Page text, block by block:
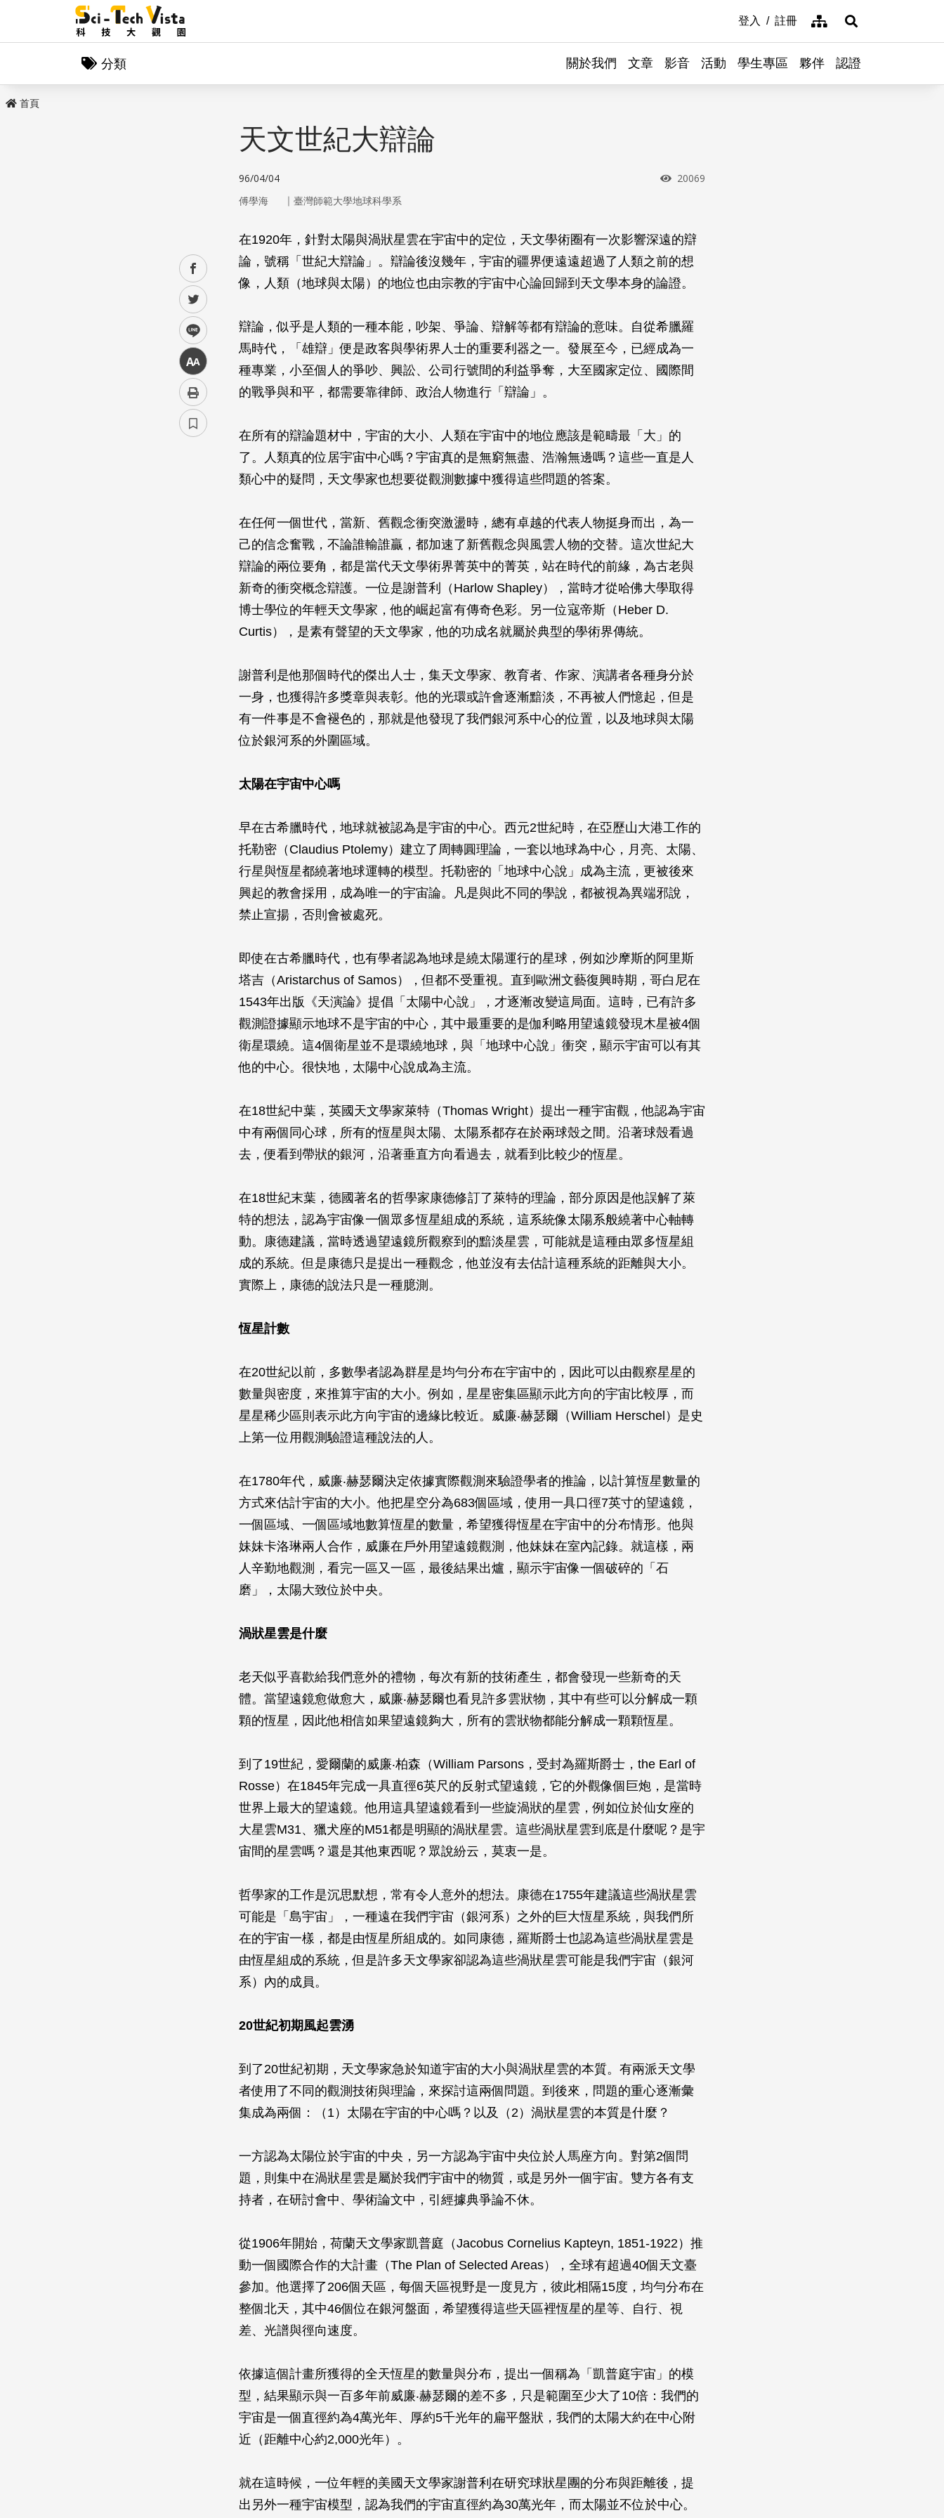
登入 註冊 網站導覽展開搜尋
分類 關於我們 文章 影音 活動 學生專區 夥伴 認證
首頁
facebook
twitter
line
中
天文世紀大辯論
96/04/04 瀏覽次數
20069
傅學海 ｜ 臺灣師範大學地球科學系
在1920年，針對太陽與渦狀星雲在宇宙中的定位，天文學術圈有一次影響深遠的辯
論，號稱「世紀大辯論」。辯論後沒幾年，宇宙的疆界便遠遠超過了人類之前的想
像，人類（地球與太陽）的地位也由宗教的宇宙中心論回歸到天文學本身的論證。
辯論，似乎是人類的一種本能，吵架、爭論、辯解等都有辯論的意味。自從希臘羅
馬時代，「雄辯」便是政客與學術界人士的重要利器之一。發展至今，已經成為一
種專業，小至個人的爭吵、興訟、公司行號間的利益爭奪，大至國家定位、國際間
的戰爭與和平，都需要靠律師、政治人物進行「辯論」。
在所有的辯論題材中，宇宙的大小、人類在宇宙中的地位應該是範疇最「大」的
了。人類真的位居宇宙中心嗎？宇宙真的是無窮無盡、浩瀚無邊嗎？這些一直是人
類心中的疑問，天文學家也想要從觀測數據中獲得這些問題的答案。
在任何一個世代，當新、舊觀念衝突激盪時，總有卓越的代表人物挺身而出，為一
己的信念奮戰，不論誰輸誰贏，都加速了新舊觀念與風雲人物的交替。這次世紀大
辯論的兩位要角，都是當代天文學術界菁英中的菁英，站在時代的前緣，為古老與
新奇的衝突概念辯護。一位是謝普利（Harlow Shapley），當時才從哈佛大學取得
博士學位的年輕天文學家，他的崛起富有傳奇色彩。另一位寇帝斯（Heber D.
Curtis），是素有聲望的天文學家，他的功成名就屬於典型的學術界傳統。
謝普利是他那個時代的傑出人士，集天文學家、教育者、作家、演講者各種身分於
一身，也獲得許多獎章與表彰。他的光環或許會逐漸黯淡，不再被人們憶起，但是
有一件事是不會褪色的，那就是他發現了我們銀河系中心的位置，以及地球與太陽
位於銀河系的外圍區域。
太陽在宇宙中心嗎
早在古希臘時代，地球就被認為是宇宙的中心。西元2世紀時，在亞歷山大港工作的
托勒密（Claudius Ptolemy）建立了周轉圓理論，一套以地球為中心，月亮、太陽、
行星與恆星都繞著地球運轉的模型。托勒密的「地球中心說」成為主流，更被後來
興起的教會採用，成為唯一的宇宙論。凡是與此不同的學說，都被視為異端邪說，
禁止宣揚，否則會被處死。
即使在古希臘時代，也有學者認為地球是繞太陽運行的星球，例如沙摩斯的阿里斯
塔吉（Aristarchus of Samos），但都不受重視。直到歐洲文藝復興時期，哥白尼在
1543年出版《天演論》提倡「太陽中心說」，才逐漸改變這局面。這時，已有許多
觀測證據顯示地球不是宇宙的中心，其中最重要的是伽利略用望遠鏡發現木星被4個
衛星環繞。這4個衛星並不是環繞地球，與「地球中心說」衝突，顯示宇宙可以有其
他的中心。很快地，太陽中心說成為主流。
在18世紀中葉，英國天文學家萊特（Thomas Wright）提出一種宇宙觀，他認為宇宙
中有兩個同心球，所有的恆星與太陽、太陽系都存在於兩球殼之間。沿著球殼看過
去，便看到帶狀的銀河，沿著垂直方向看過去，就看到比較少的恆星。
在18世紀末葉，德國著名的哲學家康德修訂了萊特的理論，部分原因是他誤解了萊
特的想法，認為宇宙像一個眾多恆星組成的系統，這系統像太陽系般繞著中心軸轉
動。康德建議，當時透過望遠鏡所觀察到的黯淡星雲，可能就是這種由眾多恆星組
成的系統。但是康德只是提出一種觀念，他並沒有去估計這種系統的距離與大小。
實際上，康德的說法只是一種臆測。
恆星計數
在20世紀以前，多數學者認為群星是均勻分布在宇宙中的，因此可以由觀察星星的
數量與密度，來推算宇宙的大小。例如，星星密集區顯示此方向的宇宙比較厚，而
星星稀少區則表示此方向宇宙的邊緣比較近。威廉‧赫瑟爾（William Herschel）是史
上第一位用觀測驗證這種說法的人。
在1780年代，威廉‧赫瑟爾決定依據實際觀測來驗證學者的推論，以計算恆星數量的
方式來估計宇宙的大小。他把星空分為683個區域，使用一具口徑7英寸的望遠鏡，
一個區域、一個區域地數算恆星的數量，希望獲得恆星在宇宙中的分布情形。他與
妹妹卡洛琳兩人合作，威廉在戶外用望遠鏡觀測，他妹妹在室內記錄。就這樣，兩
人辛勤地觀測，看完一區又一區，最後結果出爐，顯示宇宙像一個破碎的「石
磨」，太陽大致位於中央。
渦狀星雲是什麼
老天似乎喜歡給我們意外的禮物，每次有新的技術產生，都會發現一些新奇的天
體。當望遠鏡愈做愈大，威廉‧赫瑟爾也看見許多雲狀物，其中有些可以分解成一顆
顆的恆星，因此他相信如果望遠鏡夠大，所有的雲狀物都能分解成一顆顆恆星。
到了19世紀，愛爾蘭的威廉‧柏森（William Parsons，受封為羅斯爵士，the Earl of
Rosse）在1845年完成一具直徑6英尺的反射式望遠鏡，它的外觀像個巨炮，是當時
世界上最大的望遠鏡。他用這具望遠鏡看到一些旋渦狀的星雲，例如位於仙女座的
大星雲M31、獵犬座的M51都是明顯的渦狀星雲。這些渦狀星雲到底是什麼呢？是宇
宙間的星雲嗎？還是其他東西呢？眾說紛云，莫衷一是。
哲學家的工作是沉思默想，常有令人意外的想法。康德在1755年建議這些渦狀星雲
可能是「島宇宙」，一種遠在我們宇宙（銀河系）之外的巨大恆星系統，與我們所
在的宇宙一樣，都是由恆星所組成的。如同康德，羅斯爵士也認為這些渦狀星雲是
由恆星組成的系統，但是許多天文學家卻認為這些渦狀星雲可能是我們宇宙（銀河
系）內的成員。
20世紀初期風起雲湧
到了20世紀初期，天文學家急於知道宇宙的大小與渦狀星雲的本質。有兩派天文學
者使用了不同的觀測技術與理論，來探討這兩個問題。到後來，問題的重心逐漸彙
集成為兩個：（1）太陽在宇宙的中心嗎？以及（2）渦狀星雲的本質是什麼？
一方認為太陽位於宇宙的中央，另一方認為宇宙中央位於人馬座方向。對第2個問
題，則集中在渦狀星雲是屬於我們宇宙中的物質，或是另外一個宇宙。雙方各有支
持者，在研討會中、學術論文中，引經據典爭論不休。
從1906年開始，荷蘭天文學家凱普庭（Jacobus Cornelius Kapteyn, 1851-1922）推
動一個國際合作的大計畫（The Plan of Selected Areas），全球有超過40個天文臺
參加。他選擇了206個天區，每個天區視野是一度見方，彼此相隔15度，均勻分布在
整個北天，其中46個位在銀河盤面，希望獲得這些天區裡恆星的星等、自行、視
差、光譜與徑向速度。
依據這個計畫所獲得的全天恆星的數量與分布，提出一個稱為「凱普庭宇宙」的模
型，結果顯示與一百多年前威廉‧赫瑟爾的差不多，只是範圍至少大了10倍：我們的
宇宙是一個直徑約為4萬光年、厚約5千光年的扁平盤狀，我們的太陽大約在中心附
近（距離中心約2,000光年）。
就在這時候，一位年輕的美國天文學家謝普利在研究球狀星團的分布與距離後，提
出另外一種宇宙模型，認為我們的宇宙直徑約為30萬光年，而太陽並不位於中心。